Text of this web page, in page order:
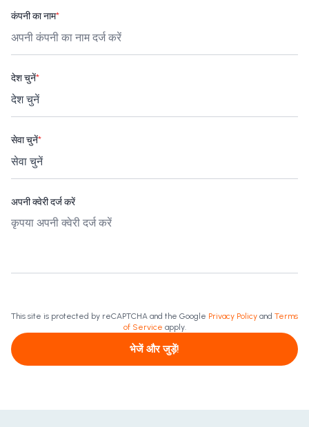
कंपनी का नाम*
देश चुनें*
सेवा चुनें*
अपनी क्वेरी दर्ज करें
This site is protected by reCAPTCHA and the Google Privacy Policy and Terms
of Service apply.
भेजें और जुड़ें!